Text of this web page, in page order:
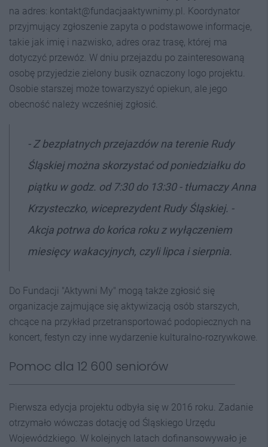
na adres: kontakt@fundacjaaktywnimy.pl. Koordynator
przyjmujący zgłoszenie zapyta o podstawowe informacje,
takie jak imię i nazwisko, adres oraz trasę, której ma
dotyczyć przewóz. W dniu przejazdu po zainteresowaną
osobę przyjedzie zielony busik oznaczony logo projektu.
Osobie starszej może towarzyszyć opiekun, ale jego
obecność należy wcześniej zgłosić.
- Z bezpłatnych przejazdów na terenie Rudy
Śląskiej można skorzystać od poniedziałku do
piątku w godz. od 7:30 do 13:30 - tłumaczy Anna
Krzysteczko, wiceprezydent Rudy Śląskiej. -
Akcja potrwa do końca roku z wyłączeniem
miesięcy wakacyjnych, czyli lipca i sierpnia.
Do Fundacji "Aktywni My" mogą także zgłosić się
organizacje zajmujące się aktywizacją osób starszych,
chcące na przykład przetransportować podopiecznych na
koncert, festyn czy inne wydarzenie kulturalno-rozrywkowe.
Pomoc dla 12 600 seniorów
Pierwsza edycja projektu odbyła się w 2016 roku. Zadanie
otrzymało wówczas dotację od Śląskiego Urzędu
Wojewódzkiego. W kolejnych latach dofinansowywało je